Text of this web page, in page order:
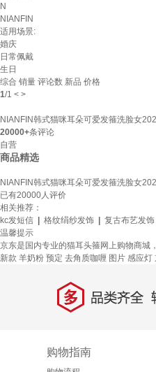
N
NIANFIN
适用场景:
婚庆
日常佩戴
生日
综合 销量 评论数 新品 价格
1/1 < >
NIANFIN韩式猫咪耳朵可爱发箍洗脸女
20000+条评论
自营
商品精选
NIANFIN韩式猫咪耳朵可爱发箍洗脸女
已有20000人评价
相关推荐：
kc发短信
格纹绢纱发饰 复古布艺发饰
温馨提示
京东是国内专业的猫耳头箍网上购物商城
新款 羊奶粉 预定 去角质咖喱 图片 感应灯
多 品类齐全，
购物指南